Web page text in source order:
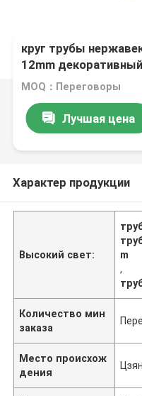
круг трубы
12mm
MOQ：Переговоры
Лучшая цена
Характер продукции
Высокий свет:
m
,
Количество мин
заказа
Место происхож
дения